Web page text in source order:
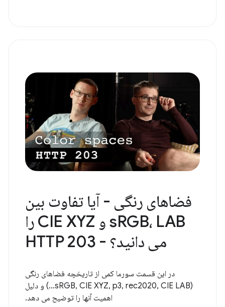
فضاهای رنگی - آیا تفاوت بین
sRGB، LAB و CIE XYZ را
می دانید؟ - HTTP 203
در این قسمت سورما کمی از تاریخچه فضاهای رنگی
(sRGB, CIE XYZ, p3, rec2020, CIE LAB...) و دلیل
اهمیت آنها را توضیح می دهد.